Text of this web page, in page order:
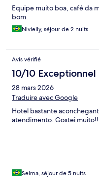
Equipe muito boa, café da
bom.
Nivielly, séjour de 2 nuits
Avis vérifié
10/10 Exceptionnel
28 mars 2026
Traduire avec Google
Hotel bastante
atendimento. Gostei
Selma, séjour de 5 nuits